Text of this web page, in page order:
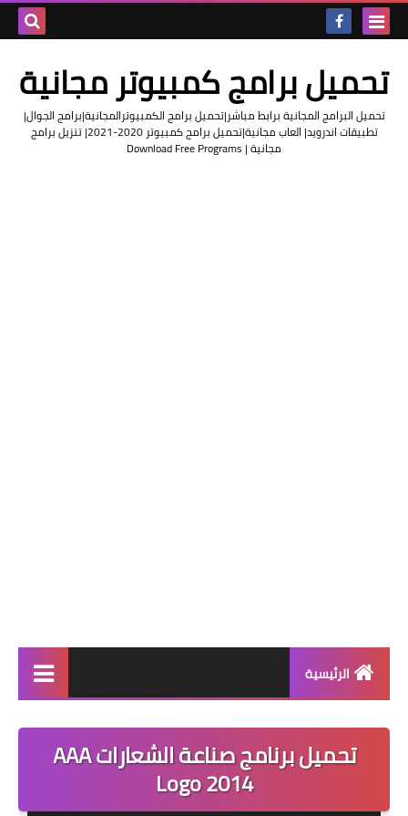
المدونة
تحميل برامج كمبيوتر مجانية
تحميل البرامج المجانية برابط مباشر|تحميل برامج الكمبيوترالمجانية|برامج الجوال|
تطبيقات اندرويد| العاب مجانية|تحميل برامج كمبيوتر 2020-2021| تنزيل برامج
مجانية | Download Free Programs
الرئيسية
تحميل العاب
برامج والعاب اندرويد
تحميل برنامج صناعة الشعارات AAA
Logo 2014